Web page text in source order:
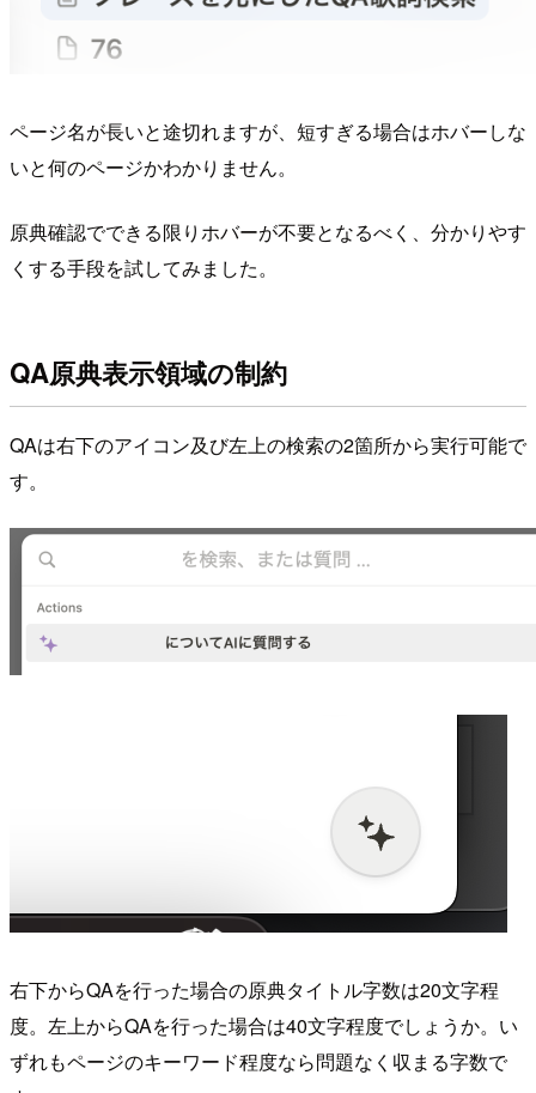
ページ名が長いと途切れますが、短すぎる場合はホバーしな
いと何のページかわかりません。
原典確認でできる限りホバーが不要となるべく、分かりやす
くする手段を試してみました。
QA原典表示領域の制約
QAは右下のアイコン及び左上の検索の2箇所から実行可能で
す。
右下からQAを行った場合の原典タイトル字数は20文字程
度。左上からQAを行った場合は40文字程度でしょうか。い
ずれもページのキーワード程度なら問題なく収まる字数で